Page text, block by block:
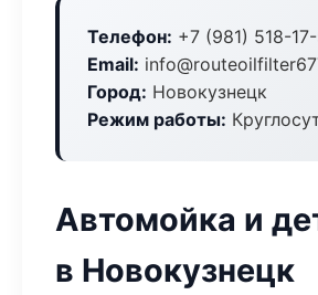
Телефон: +7 (981) 518-
Email:
Город: Новокузнецк
Режим работы:
Автомойка и
в Новокузнецк